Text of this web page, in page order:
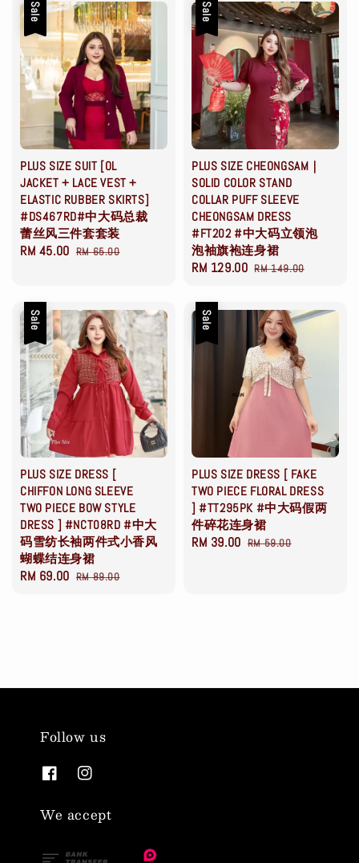
Sale
PLUS SIZE SUIT [OL
JACKET + LACE VEST +
ELASTIC RUBBER SKIRTS]
#DS467RD#中大码总裁
蕾丝风三件套套装
Sale
RM 45.00 Regular
RM 65.00
Sale
PLUS SIZE CHEONGSAM｜
SOLID COLOR STAND
COLLAR PUFF SLEEVE
CHEONGSAM DRESS
#FT202 #中大码立领泡
泡袖旗袍连身裙
Sale
RM 129.00 Regular
RM 149.00
Sale
PLUS SIZE DRESS [
CHIFFON LONG SLEEVE
TWO PIECE BOW STYLE
DRESS ] #NCT08RD #中大
码雪纺长袖两件式小香风
蝴蝶结连身裙
Sale
RM 69.00 Regular
RM 89.00
Sale
PLUS SIZE DRESS [ FAKE
TWO PIECE FLORAL DRESS
] #TT295PK #中大码假两
件碎花连身裙
Sale
RM 39.00 Regular
RM 59.00
Follow us
We accept